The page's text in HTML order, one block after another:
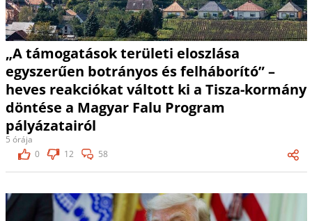
„A támogatások területi eloszlása
egyszerűen botrányos és felháborító” –
heves reakciókat váltott ki a Tisza-kormány
döntése a Magyar Falu Program
pályázatairól
5 órája
0
12 58